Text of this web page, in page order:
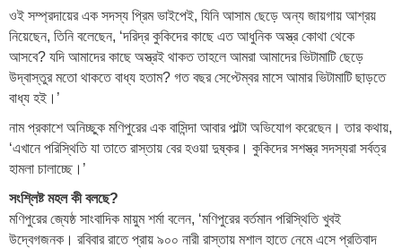
ওই সম্প্রদায়ের এক সদস্য প্রিম ভাইপেই, যিনি আসাম ছেড়ে অন্য জায়গায় আশ্রয়
নিয়েছেন, তিনি বলেছেন, ‘দরিদ্র কুকিদের কাছে এত আধুনিক অস্ত্র কোথা থেকে
আসবে? যদি আমাদের কাছে অস্ত্রই থাকত তাহলে আমরা আমাদের ভিটামাটি ছেড়ে
উদ্বাস্তুর মতো থাকতে বাধ্য হতাম? গত বছর সেপ্টেম্বর মাসে আমার ভিটামাটি ছাড়তে
বাধ্য হই।’
নাম প্রকাশে অনিচ্ছুক মণিপুরের এক বাসিন্দা আবার পাল্টা অভিযোগ করেছেন। তার কথায়,
‘এখানে পরিস্থিতি যা তাতে রাস্তায় বের হওয়া দুষ্কর। কুকিদের সশস্ত্র সদস্যরা সর্বত্র
হামলা চালাচ্ছে।’
সংশ্লিষ্ট মহল কী বলছে?
মণিপুরের জ্যেষ্ঠ সাংবাদিক মায়ুম শর্মা বলেন, ‘মণিপুরের বর্তমান পরিস্থিতি খুবই
উদ্বেগজনক। রবিবার রাতে প্রায় ৯০০ নারী রাস্তায় মশাল হাতে নেমে এসে প্রতিবাদ